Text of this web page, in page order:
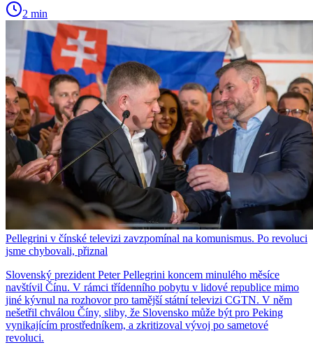
2 min
Pellegrini v čínské televizi zavzpomínal na komunismus. Po revoluci
jsme chybovali, přiznal
Slovenský prezident Peter Pellegrini koncem minulého měsíce
navštívil Čínu. V rámci třídenního pobytu v lidové republice mimo
jiné kývnul na rozhovor pro tamější státní televizi CGTN. V něm
nešetřil chválou Číny, sliby, že Slovensko může být pro Peking
vynikajícím prostředníkem, a zkritizoval vývoj po sametové
revoluci.